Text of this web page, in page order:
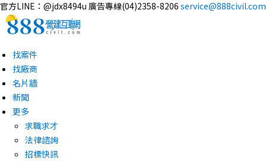
官方LINE：@jdx8494u 廣告專線(04)2358-8206 service@888civil.com
找案件
找廠商
名片牆
新聞
更多
求職求才
法律諮詢
招標快訊